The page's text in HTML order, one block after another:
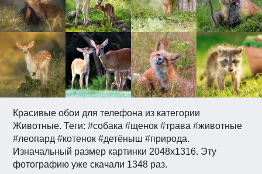
Красивые обои для телефона из категории
Животные. Теги: #собака #щенок #трава #животные
#леопард #котенок #детёныш #природа.
Изначальный размер картинки 2048x1316. Эту
фотографию уже скачали 1348 раз.